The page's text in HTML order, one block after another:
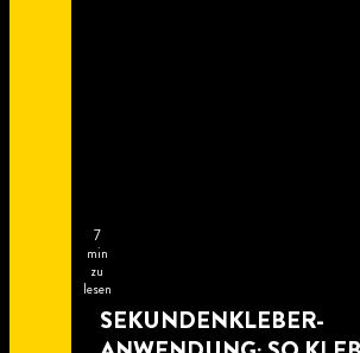
7
min
zu
lesen
SEKUNDENKLEBER-